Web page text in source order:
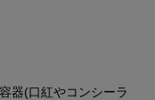
器(口紅やコンシーラ